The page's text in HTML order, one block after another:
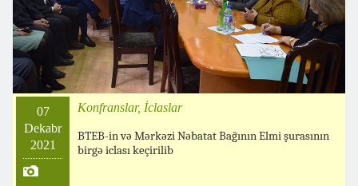
07
Dekabr
2021
Konfranslar, İclaslar
BTEB-in və Mərkəzi Nəbatat Bağının Elmi şurasının
birgə iclası keçirilib